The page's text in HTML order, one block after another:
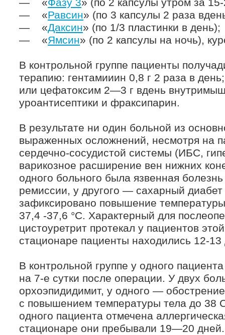
— «Фазу 3» (по 2 капсулы утром за
— «Равсин» (по 3 капсулы 2 раза
— «Даксин» (по 1/3 пластинки в день);
— «Ямсин» (по 2 капсулы на ночь),
В контрольной группе пациенты
терапию: гентамииин 0,8 г 2 раза в
или цефатоксим 2—3 г вдень
уроантисептики и фраксипарин.
В результате ни один больной из
выраженных осложнений, несмотря на
сердечно-сосудистой системы (ИБС,
варикозное расширение вен нижних
одного больного была язвенная
ремиссии, у другого — сахарный
зафиксировано повышение
37,4 -37,6 °С. Характерный для
цистоуретрит протекал у пациентов
стационаре пациенты находились 12-13
В контрольной группе у одного
на 7-е сутки после операции. У двух
орхоэпидидимит, у одного —
с повышением температуры тела до 38
одного пациента отмечена
стационаре они пребывали 19—20 дней.